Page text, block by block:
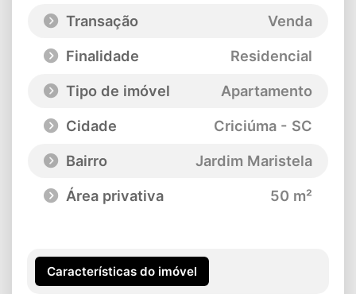
Transação
Venda
Finalidade
Residencial
Tipo de imóvel
Apartamento
Cidade
Criciúma - SC
Bairro
Jardim Maristela
Área privativa
50 m²
Características do imóvel